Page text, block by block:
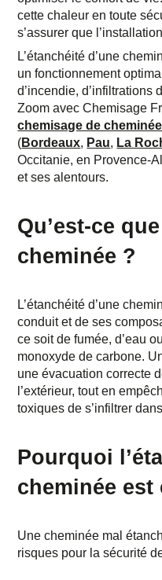
En soumettant
politique de
cette chaleur en toute
s’assurer que
L’étanchéité d’une
un fonctionnement
d’incendie, d’infiltrations
Zoom avec Chemisage
chemisage de cheminée
(Bordeaux, Pau, La
Occitanie, en Provence-
et ses alentours.
Qu’est-ce
cheminée ?
L’étanchéité d’une
conduit et de ses
ce soit de fumée, d’eau
monoxyde de carbone.
une évacuation correcte
l’extérieur, tout en
toxiques de s’infiltrer
Pourquoi
cheminée est
Une cheminée mal
risques pour la sécurité